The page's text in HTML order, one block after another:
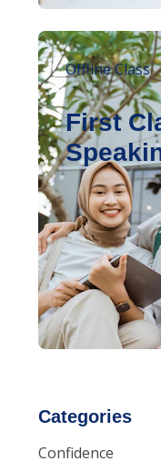
Categories
Confidence
Offline Class
First